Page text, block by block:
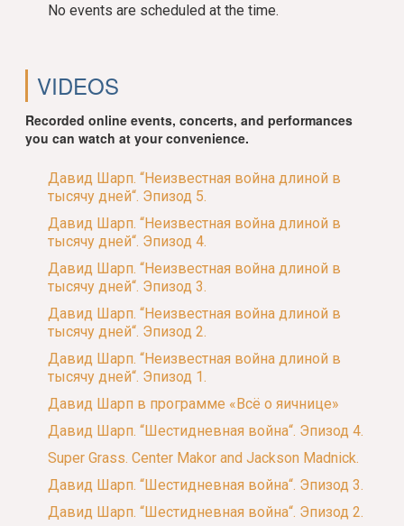
No events are scheduled at the time.
VIDEOS
Recorded online events, concerts, and performances
you can watch at your convenience.
Давид Шарп. “Неизвестная война длиной в
тысячу дней“. Эпизод 5.
Давид Шарп. “Неизвестная война длиной в
тысячу дней“. Эпизод 4.
Давид Шарп. “Неизвестная война длиной в
тысячу дней“. Эпизод 3.
Давид Шарп. “Неизвестная война длиной в
тысячу дней“. Эпизод 2.
Давид Шарп. “Неизвестная война длиной в
тысячу дней“. Эпизод 1.
Давид Шарп в программе «Всё о яичнице»
Давид Шарп. “Шестидневная война“. Эпизод 4.
Super Grass. Center Makor and Jackson Madnick.
Давид Шарп. “Шестидневная война“. Эпизод 3.
Давид Шарп. “Шестидневная война“. Эпизод 2.